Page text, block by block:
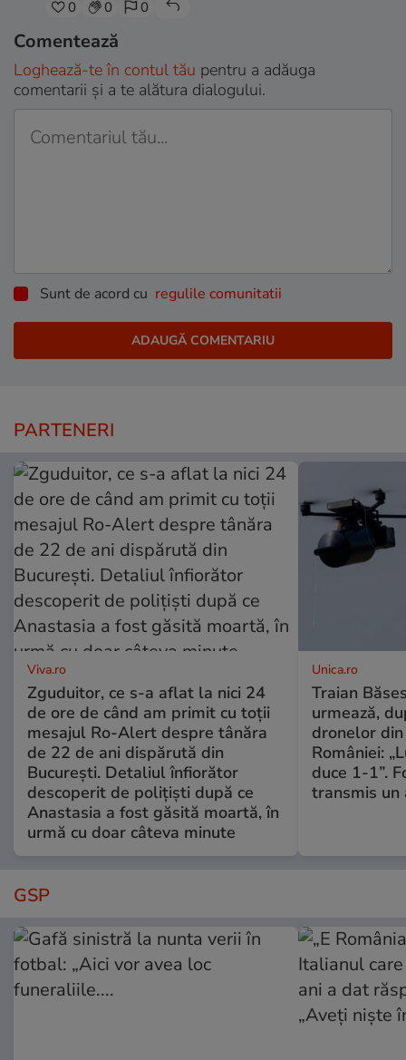
0 0 0
Comentează
Loghează-te în contul tău pentru a adăuga
comentarii și a te alătura dialogului.
Sunt de acord cu regulile comunitatii
PARTENERI
Viva.ro
Zguduitor, ce s-a aflat la nici 24
de ore de când am primit cu toții
mesajul Ro-Alert despre tânăra
de 22 de ani dispărută din
București. Detaliul înfiorător
descoperit de polițiști după ce
Anastasia a fost găsită moartă, în
urmă cu doar câteva minute
Unica.ro
Traian
urmează,
dronelor
României:
duce 1-1”.
transmis un
GSP